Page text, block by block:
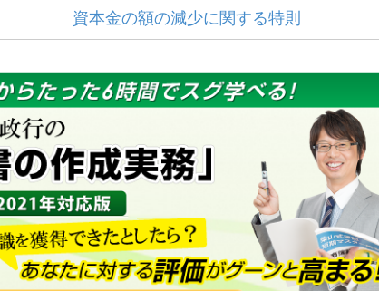
資本金の額の減少に関する特則